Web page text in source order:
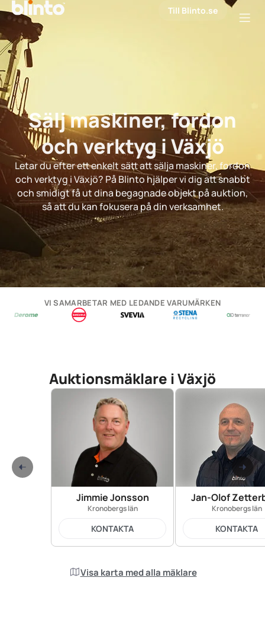
Till Blinto.se
Sälj maskiner, fordon
och verktyg i Växjö
Letar du efter ett enkelt sätt att sälja maskiner, fordon
och verktyg i Växjö? På Blinto hjälper vi dig att snabbt
och smidigt få ut dina begagnade objekt på auktion,
så att du kan fokusera på din verksamhet.
VI SAMARBETAR MED LEDANDE VARUMÄRKEN
Auktionsmäklare i Växjö
Visa karta med alla mäklare
Jimmie Jonsson
Kronobergs län
KONTAKTA
Jan-Olof
Kronobergs län
KONTAKTA